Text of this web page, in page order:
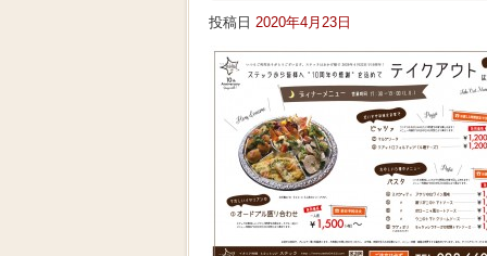
投稿日 2020年4月23日